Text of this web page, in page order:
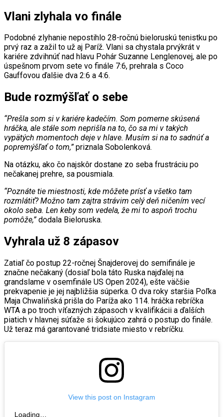
Vlani zlyhala vo finále
Podobné zlyhanie nepostihlo 28-ročnú bieloruskú tenistku po
prvý raz a zažil to už aj Paríž. Vlani sa chystala prvýkrát v
kariére zdvihnúť nad hlavu Pohár Suzanne Lenglenovej, ale po
úspešnom prvom sete vo finále 7:6, prehrala s Coco
Gauffovou ďalšie dva 2:6 a 4:6.
Bude rozmýšľať o sebe
“Prešla som si v kariére kadečím. Som pomerne skúsená
hráčka, ale stále som neprišla na to, čo sa mi v takých
vypätých momentoch deje v hlave. Musím si na to sadnúť a
popremýšľať o tom,”priznala Sobolenková.
Na otázku, ako čo najskôr dostane zo seba frustráciu po
nečakanej prehre, sa pousmiala.
“Poznáte tie miestnosti, kde môžete prísť a všetko tam
rozmlátiť? Možno tam zajtra strávim celý deň ničením vecí
okolo seba. Len keby som vedela, že mi to aspoň trochu
pomôže,”dodala Bieloruska.
Vyhrala už 8 zápasov
Zatiaľ čo postup 22-ročnej Šnajderovej do semifinále je
značne nečakaný (dosiaľ bola táto Ruska najďalej na
grandslame v osemfinále US Open 2024), ešte väčšie
prekvapenie je jej najbližšia súperka. O dva roky staršia Poľka
Maja Chwaliňská prišla do Paríža ako 114. hráčka rebríčka
WTA a po troch víťazných zápasoch v kvalifikácii a ďalších
piatich v hlavnej súťaže si šokujúco zahrá o postup do finále.
Už teraz má garantované tridsiate miesto v rebríčku.
View this post on Instagram
Loading…